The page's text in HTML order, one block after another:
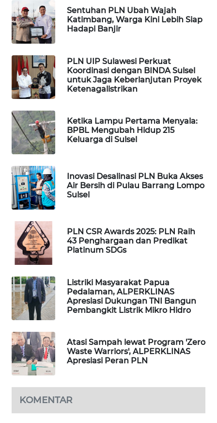
Sentuhan PLN Ubah Wajah
Katimbang, Warga Kini Lebih Siap
Hadapi Banjir
PLN UIP Sulawesi Perkuat
Koordinasi dengan BINDA Sulsel
untuk Jaga Keberlanjutan Proyek
Ketenagalistrikan
Ketika Lampu Pertama Menyala:
BPBL Mengubah Hidup 215
Keluarga di Sulsel
Inovasi Desalinasi PLN Buka Akses
Air Bersih di Pulau Barrang Lompo
Sulsel
PLN CSR Awards 2025: PLN Raih
43 Penghargaan dan Predikat
Platinum SDGs
Listriki Masyarakat Papua
Pedalaman, ALPERKLINAS
Apresiasi Dukungan TNI Bangun
Pembangkit Listrik Mikro Hidro
Atasi Sampah lewat Program 'Zero
Waste Warriors', ALPERKLINAS
Apresiasi Peran PLN
KOMENTAR
WAHANA
OTOMOTIF
HEALTH
WAHANA
DESA
LAPAK
WAHANA
Wahana
Network
KONSUMEN
MASYARAKAT
KELISTRIKAN
WALINKI
ID
MAWAKA
ID
MARTABAT
NET